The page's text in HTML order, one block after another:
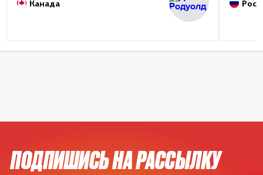
Канада
ПОДПИШИСЬ НА РАССЫЛКУ